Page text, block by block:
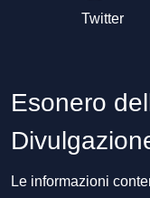
Twitter
Esonero
Le informazioni